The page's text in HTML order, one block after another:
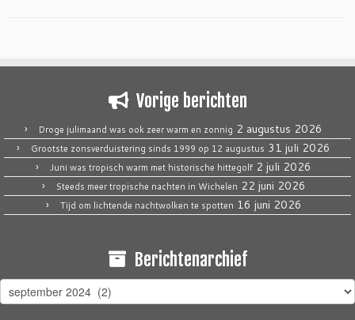
Vorige berichten
Droge julimaand was ook zeer warm en zonnig 2 augustus 2026
Grootste zonsverduistering sinds 1999 op 12 augustus 31 juli 2026
Juni was tropisch warm met historische hittegolf 2 juli 2026
Steeds meer tropische nachten in Wichelen 22 juni 2026
Tijd om lichtende nachtwolken te spotten 16 juni 2026
Berichtenarchief
Berichtenarchief